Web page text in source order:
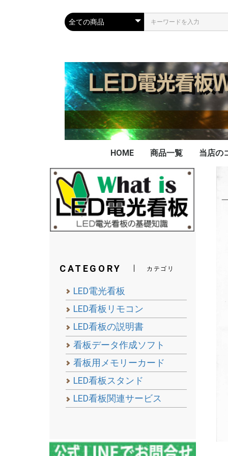
HOME 商品一覧 当店の
当店
看板
デー
デー
不要
LED
PAD
FAX
CATEGORY カテゴリ
LED電光看板
LED看板リモコン
LED看板の説明書
看板データ作成ソフト
看板用メモリーカード
LED看板スタンド
LED看板関連サービス